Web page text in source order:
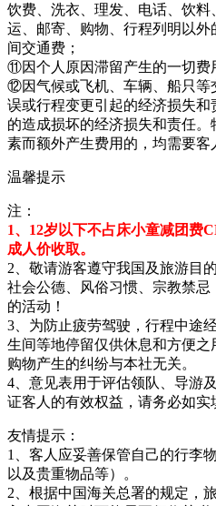
饮费、洗衣、理发、电话、饮
运、邮寄、购物、行程列明以
间交通费；
⑪因个人原因滞留产生的一切费
⑫因气候或飞机、车辆、船只等
误或行程变更引起的经济损失
的造成损坏的经济损失和责任
素而额外产生费用的，均需要客
温馨提示
注：
1、12岁以下不占床小童减团费
成人价收取。
2、敬请游客遵守我国及旅游目
社会公德、风俗习惯、宗教禁忌
的活动！
3、为防止疲劳驾驶，行程中途
生间等地停留仅供休息和方便
购物产生的纠纷与本社无关。
4、意见表用于评估领队、导游
证客人的有效权益，请务必如实
友情提示：
1、客人应妥善保管自己的行李
以及贵重物品等）。
2、根据中国海关总署的规定，